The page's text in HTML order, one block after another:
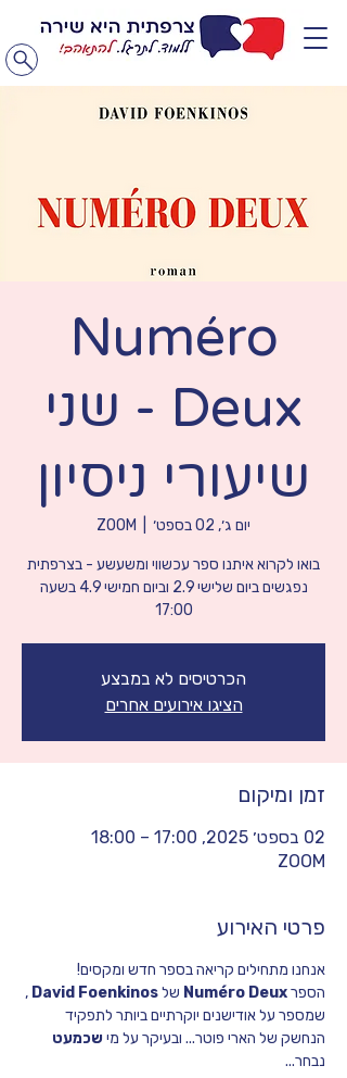
Numéro
Deux - שני
שיעורי ניסיון
יום ג׳, 02 בספט׳ ZOOM
נפגשים ביום שלישי 2.9 וביום חמישי 4.9 בשעה
17:00
הכרטיסים לא במבצע
הציגו אירועים אחרים
זמן ומיקום
02 בספט׳ 2025, 17:00 – 18:00
ZOOM
פרטי האירוע
אנחנו מתחילים קריאה בספר חדש ומקסים!
הספר Numéro Deux של David Foenkinos
,
שמספר על אודישנים יוקרתיים ביותר לתפקיד
הנחשק של הארי פוטר... ובעיקר על מי שכמעט
נבחר...